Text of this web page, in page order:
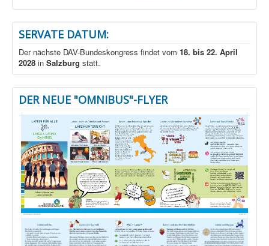
SERVATE DATUM:
Der nächste DAV-Bundeskongress findet vom 18. bis 22. April
2028 in Salzburg statt.
DER NEUE "OMNIBUS"-FLYER